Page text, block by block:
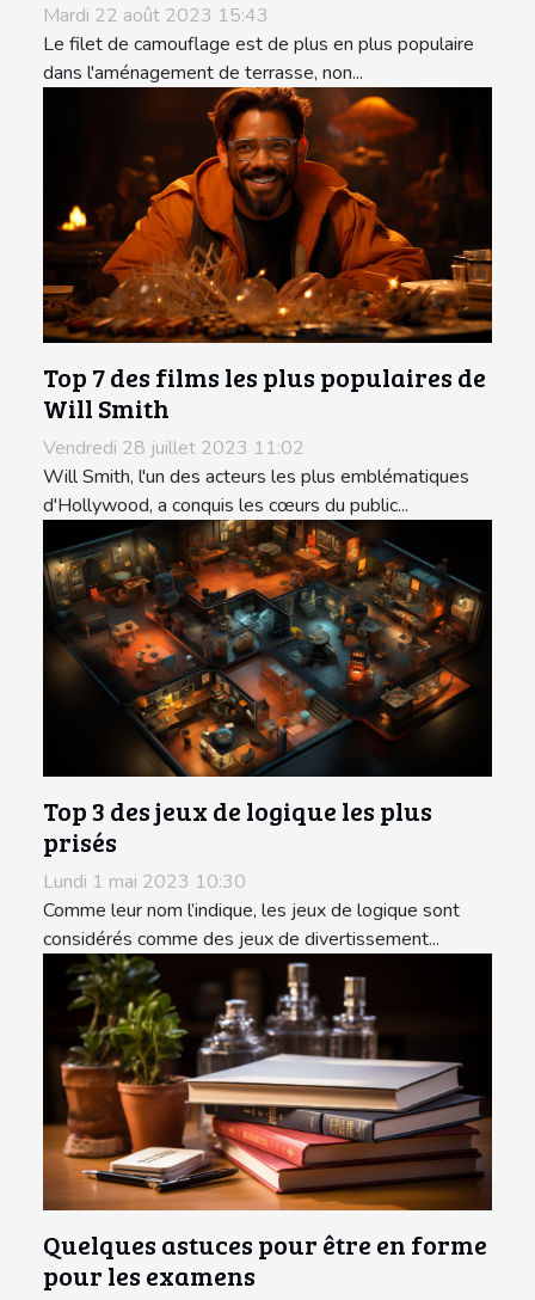
Mardi 22 août 2023 15:43
Le filet de camouflage est de plus en plus populaire
dans l'aménagement de terrasse, non...
Top 7 des films les plus populaires de
Will Smith
Vendredi 28 juillet 2023 11:02
Will Smith, l'un des acteurs les plus emblématiques
d'Hollywood, a conquis les cœurs du public...
Top 3 des jeux de logique les plus
prisés
Lundi 1 mai 2023 10:30
Comme leur nom l’indique, les jeux de logique sont
considérés comme des jeux de divertissement...
Quelques astuces pour être en forme
pour les examens